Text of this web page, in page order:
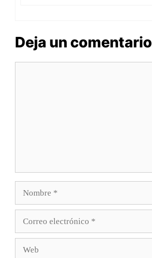
Deja un comentario
electrónico